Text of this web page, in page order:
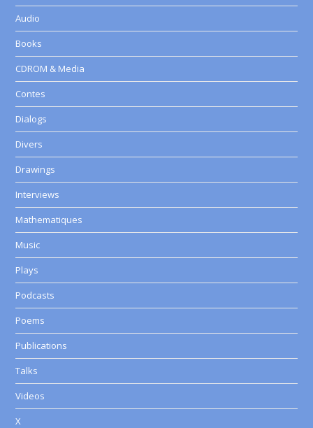
Audio
Books
CDROM & Media
Contes
Dialogs
Divers
Drawings
Interviews
Mathematiques
Music
Plays
Podcasts
Poems
Publications
Talks
Videos
X